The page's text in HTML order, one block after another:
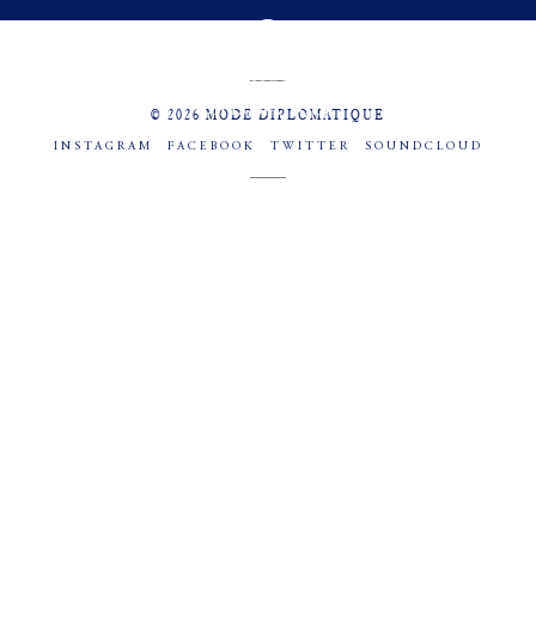
© 2026 MODE DIPLOMATIQUE
INSTAGRAM FACEBOOK TWITTER SOUNDCLOUD